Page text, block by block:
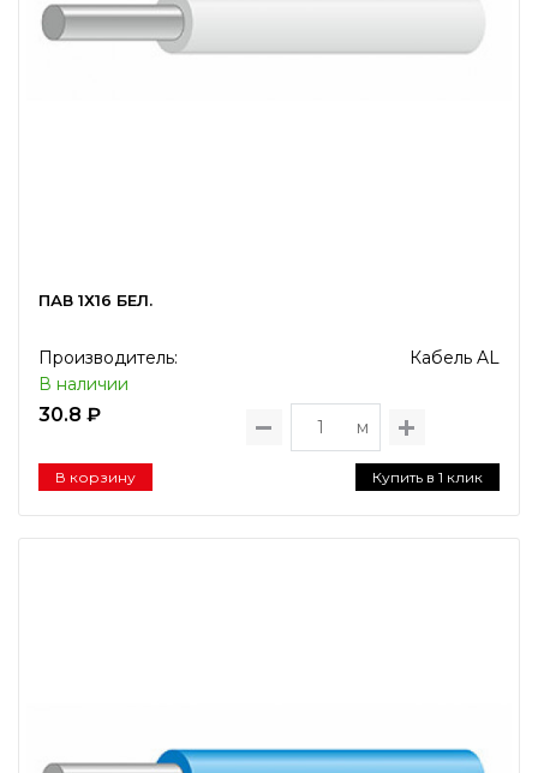
ПАВ 1Х16 БЕЛ.
Производитель:
Кабель AL
В наличии
30.8 ₽
м
В корзину Купить в 1 клик